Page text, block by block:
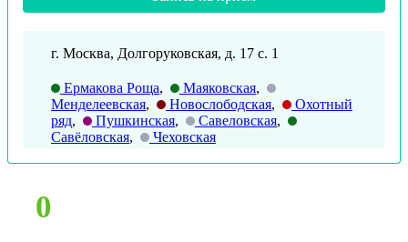
г. Москва, Долгоруковская, д. 17 с. 1
Ермакова Роща, Маяковская,
Менделеевская, Новослободская,
Охотный
ряд, Пушкинская, Савеловская,
Савёловская, Чеховская
0